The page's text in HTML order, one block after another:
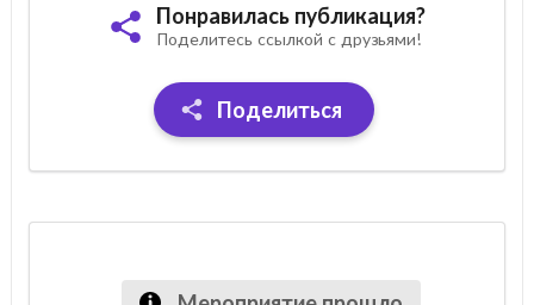
Понравилась публикация?
Поделитесь ссылкой с друзьями!
Поделиться